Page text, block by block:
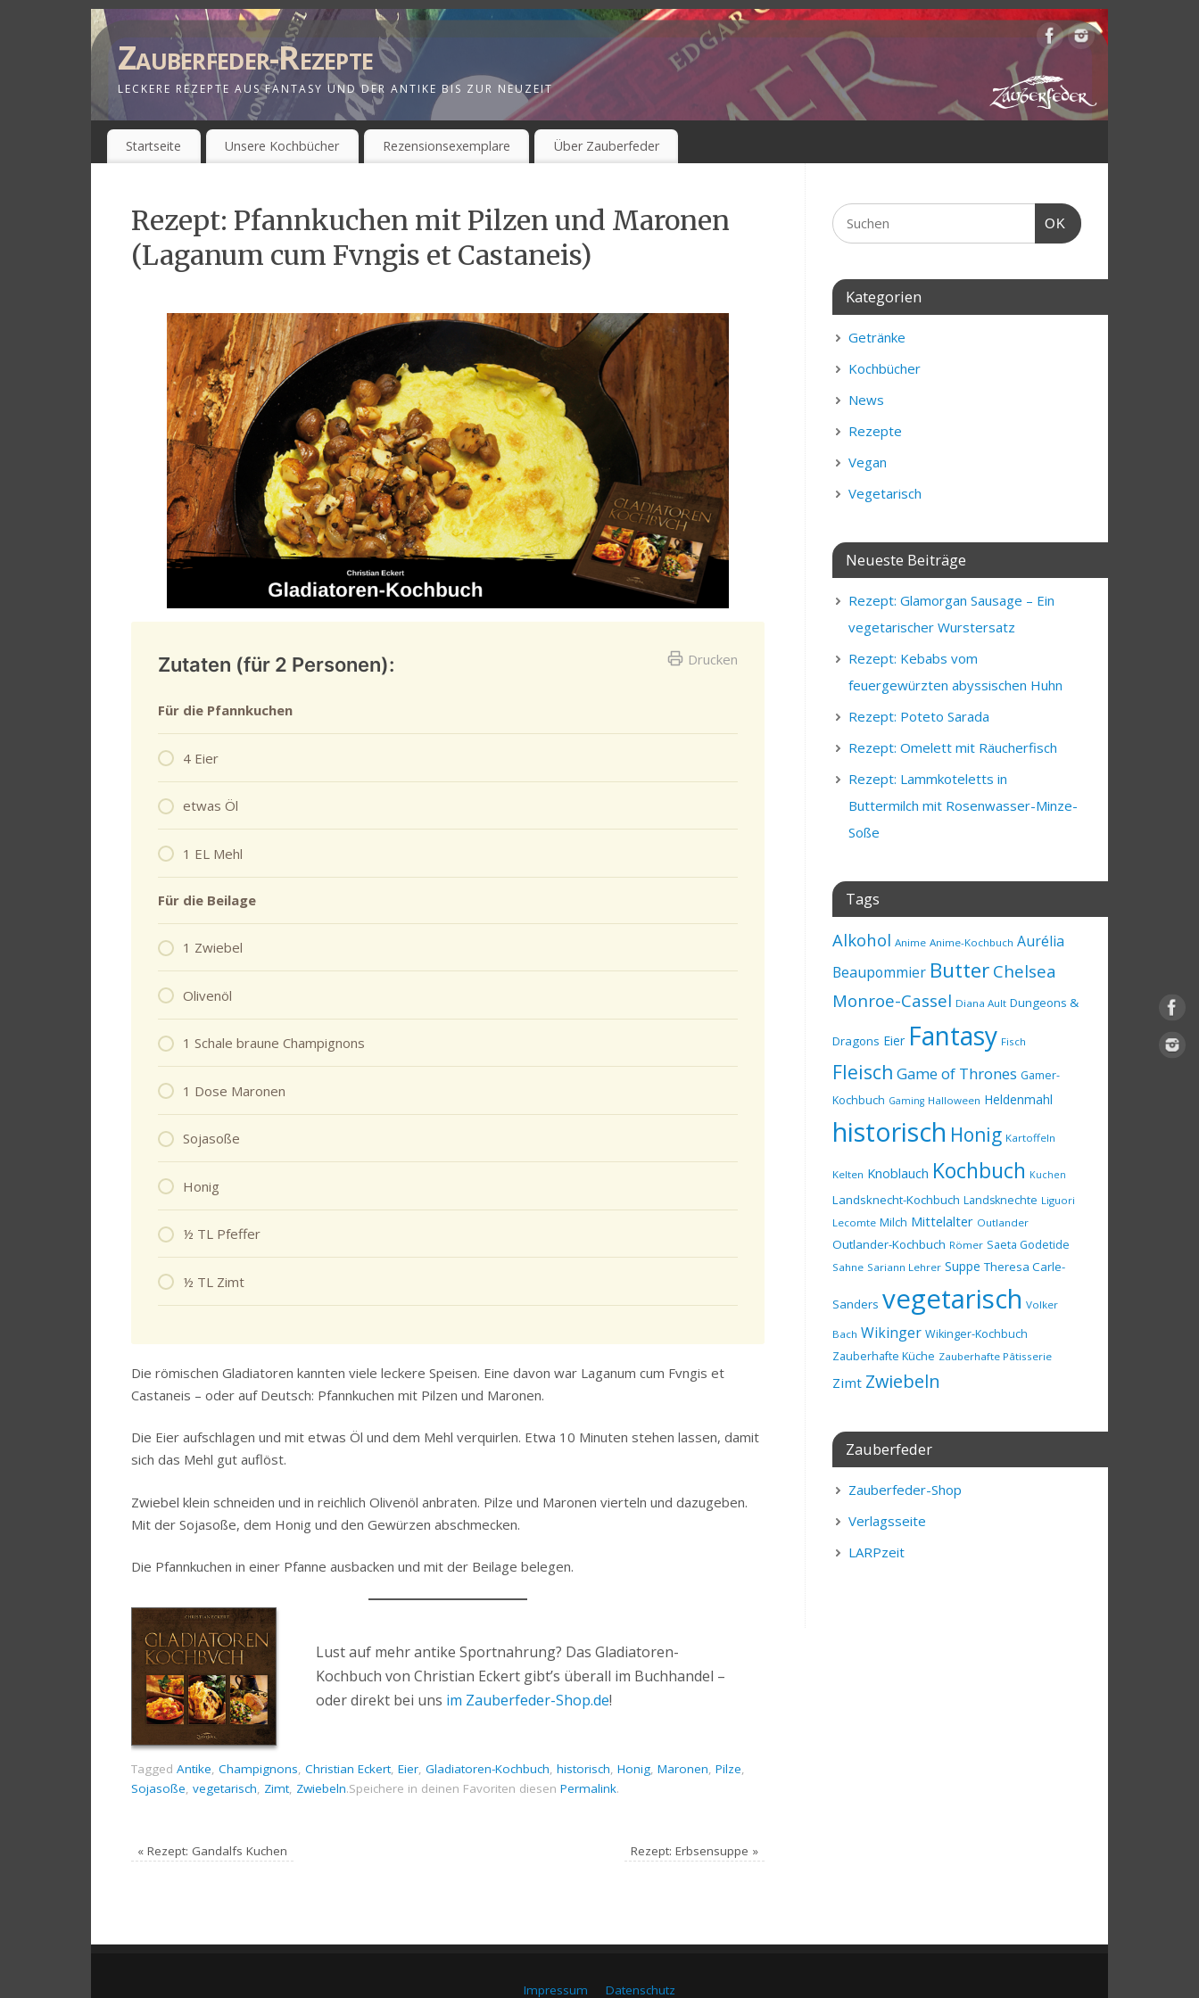
Zauberfeder-Rezepte
LECKERE REZEPTE AUS FANTASY UND DER ANTIKE BIS ZUR NEUZEIT
Startseite Unsere Kochbücher Rezensionsexemplare Über Zauberfeder
Rezept: Pfannkuchen mit Pilzen und Maronen
(Laganum cum Fvngis et Castaneis)
Drucken
Zutaten (für 2 Personen):
Für die Pfannkuchen
4 Eier
etwas Öl
1 EL Mehl
Für die Beilage
1 Zwiebel
Olivenöl
1 Schale braune Champignons
1 Dose Maronen
Sojasoße
Honig
½ TL Pfeffer
½ TL Zimt
Die römischen Gladiatoren kannten viele leckere Speisen. Eine davon war Laganum cum Fvngis et
Castaneis – oder auf Deutsch: Pfannkuchen mit Pilzen und Maronen.
Die Eier aufschlagen und mit etwas Öl und dem Mehl verquirlen. Etwa 10 Minuten stehen lassen, damit
sich das Mehl gut auflöst.
Zwiebel klein schneiden und in reichlich Olivenöl anbraten. Pilze und Maronen vierteln und dazugeben.
Mit der Sojasoße, dem Honig und den Gewürzen abschmecken.
Die Pfannkuchen in einer Pfanne ausbacken und mit der Beilage belegen.
Lust auf mehr antike Sportnahrung? Das Gladiatoren-
Kochbuch von Christian Eckert gibt’s überall im Buchhandel –
oder direkt bei uns im Zauberfeder-Shop.de!
Tagged Antike, Champignons, Christian Eckert, Eier, Gladiatoren-Kochbuch, historisch, Honig, Maronen, Pilze,
Sojasoße, vegetarisch, Zimt, Zwiebeln.Speichere in deinen Favoriten diesen Permalink.
« Rezept: Gandalfs Kuchen Rezept: Erbsensuppe »
OK
Kategorien
Getränke
Kochbücher
News
Rezepte
Vegan
Vegetarisch
Neueste Beiträge
Rezept: Glamorgan Sausage – Ein
vegetarischer Wurstersatz
Rezept: Kebabs vom
feuergewürzten abyssischen Huhn
Rezept: Poteto Sarada
Rezept: Omelett mit Räucherfisch
Rezept: Lammkoteletts in
Buttermilch mit Rosenwasser-Minze-
Soße
Tags
Alkohol Anime Anime-Kochbuch Aurélia
Beaupommier ButterChelsea
Monroe-Cassel Diana Ault Dungeons &
Dragons Eier Fantasy Fisch
Fleisch Game of Thrones Gamer-
Kochbuch Gaming Halloween Heldenmahl
historisch Honig Kartoffeln
Kelten Knoblauch Kochbuch Kuchen
Landsknecht-Kochbuch Landsknechte Liguori
Lecomte Milch Mittelalter Outlander
Outlander-Kochbuch Römer Saeta Godetide
Sahne Sariann Lehrer Suppe Theresa Carle-
Sanders vegetarisch Volker
Bach Wikinger Wikinger-Kochbuch
Zauberhafte Küche Zauberhafte Pâtisserie
Zimt Zwiebeln
Zauberfeder
Zauberfeder-Shop
Verlagsseite
LARPzeit
Impressum Datenschutz